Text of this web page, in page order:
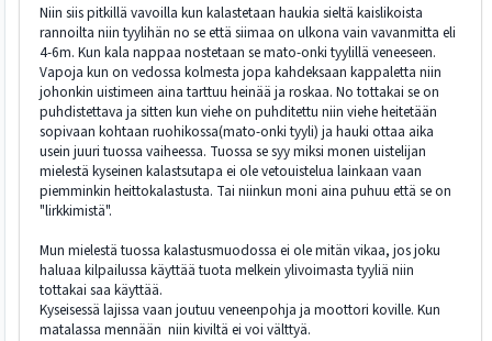
Niin siis pitkillä vavoilla kun kalastetaan haukia sieltä kaislikoista
rannoilta niin tyylihän no se että siimaa on ulkona vain vavanmitta eli
4-6m. Kun kala nappaa nostetaan se mato-onki tyylillä veneeseen.
Vapoja kun on vedossa kolmesta jopa kahdeksaan kappaletta niin
johonkin uistimeen aina tarttuu heinää ja roskaa. No tottakai se on
puhdistettava ja sitten kun viehe on puhditettu niin viehe heitetään
sopivaan kohtaan ruohikossa(mato-onki tyyli) ja hauki ottaa aika
usein juuri tuossa vaiheessa. Tuossa se syy miksi monen uistelijan
mielestä kyseinen kalastsutapa ei ole vetouistelua lainkaan vaan
piemminkin heittokalastusta. Tai niinkun moni aina puhuu että se on
"lirkkimistä".
Mun mielestä tuossa kalastusmuodossa ei ole mitän vikaa, jos joku
haluaa kilpailussa käyttää tuota melkein ylivoimasta tyyliä niin
tottakai saa käyttää.
Kyseisessä lajissa vaan joutuu veneenpohja ja moottori koville. Kun
matalassa mennään niin kiviltä ei voi välttyä.